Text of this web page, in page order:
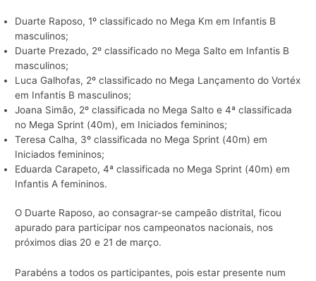
Duarte Raposo, 1º classificado no Mega Km em Infantis B
masculinos;
Duarte Prezado, 2º classificado no Mega Salto em Infantis B
masculinos;
Luca Galhofas, 2º classificado no Mega Lançamento do Vortéx
em Infantis B masculinos;
Joana Simão, 2º classificada no Mega Salto e 4ª classificada
no Mega Sprint (40m), em Iniciados femininos;
Teresa Calha, 3º classificada no Mega Sprint (40m) em
Iniciados femininos;
Eduarda Carapeto, 4ª classificada no Mega Sprint (40m) em
Infantis A femininos.
O Duarte Raposo, ao consagrar-se campeão distrital, ficou
apurado para participar nos campeonatos nacionais, nos
próximos dias 20 e 21 de março.
Parabéns a todos os participantes, pois estar presente num